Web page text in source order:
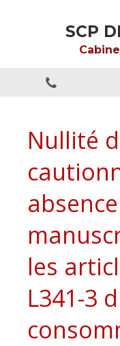
SCP
Nullité
les
L341-3